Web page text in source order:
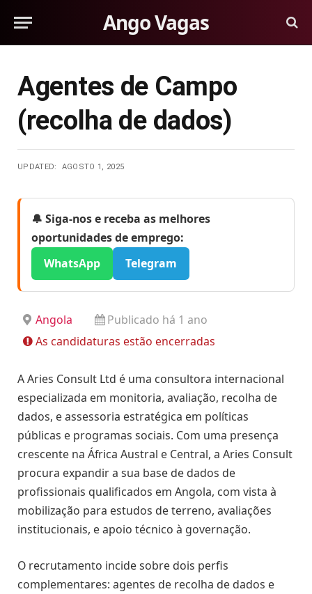
Ango Vagas
Agentes de Campo
(recolha de dados)
UPDATED: AGOSTO 1, 2025
🔔 Siga-nos e receba as melhores
oportunidades de emprego:
WhatsApp
Telegram
Angola
Publicado há 1 ano
As candidaturas estão encerradas
A Aries Consult Ltd é uma consultora internacional
especializada em monitoria, avaliação, recolha de
dados, e assessoria estratégica em políticas
públicas e programas sociais. Com uma presença
crescente na África Austral e Central, a Aries Consult
procura expandir a sua base de dados de
profissionais qualificados em Angola, com vista à
mobilização para estudos de terreno, avaliações
institucionais, e apoio técnico à governação.
O recrutamento incide sobre dois perfis
complementares: agentes de recolha de dados e